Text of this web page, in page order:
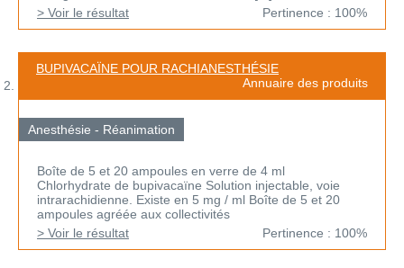
> Voir le résultat
Pertinence : 100%
BUPIVACAÏNE POUR RACHIANESTHÉSIE
Annuaire des produits
Anesthésie - Réanimation
Boîte de 5 et 20 ampoules en verre de 4 ml
Chlorhydrate de bupivacaïne Solution injectable, voie
intrarachidienne. Existe en 5 mg / ml Boîte de 5 et 20
ampoules agréée aux collectivités
> Voir le résultat
Pertinence : 100%